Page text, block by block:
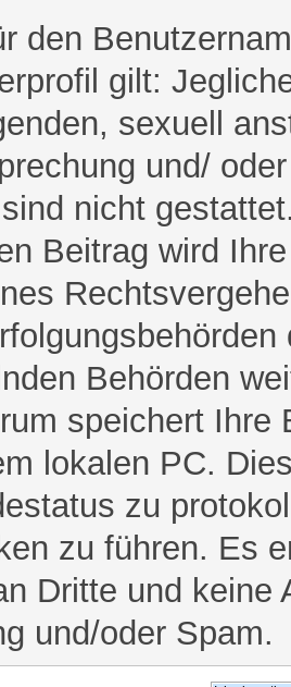
den
gilt:
sexuell
und/
nicht
Beitrag wird
Behörden
speichert Ihre
lokalen PC.
zu
zu führen. Es
Dritte und keine
und/oder Spam.